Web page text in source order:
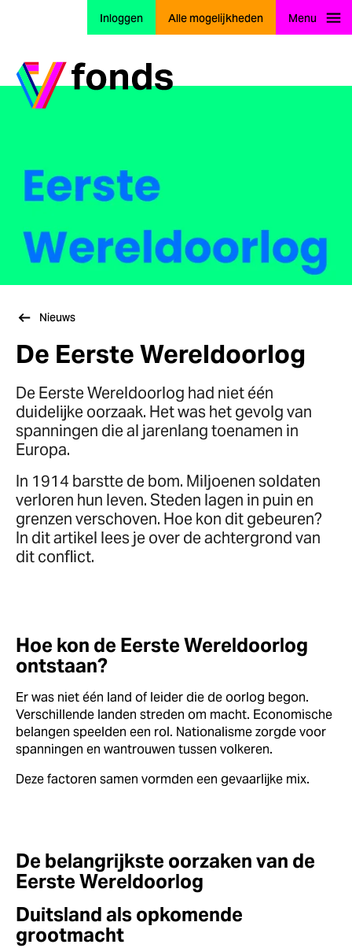
Ga naar home
Inloggen Alle mogelijkheden Menu
Nieuws
De Eerste Wereldoorlog
De Eerste Wereldoorlog had niet één
duidelijke oorzaak. Het was het gevolg van
spanningen die al jarenlang toenamen in
Europa.
In 1914 barstte de bom. Miljoenen soldaten
verloren hun leven. Steden lagen in puin en
grenzen verschoven. Hoe kon dit gebeuren?
In dit artikel lees je over de achtergrond van
dit conflict.
Hoe kon de Eerste Wereldoorlog
ontstaan?
Er was niet één land of leider die de oorlog begon.
Verschillende landen streden om macht. Economische
belangen speelden een rol. Nationalisme zorgde voor
spanningen en wantrouwen tussen volkeren.
Deze factoren samen vormden een gevaarlijke mix.
De belangrijkste oorzaken van de
Eerste Wereldoorlog
Duitsland als opkomende
grootmacht